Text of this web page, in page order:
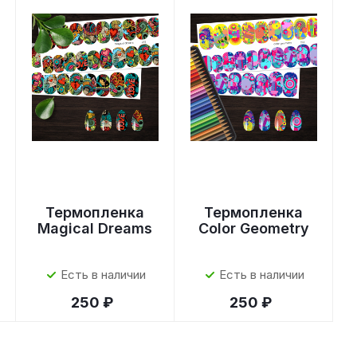
Термопленка
Magical Dreams
Есть в наличии
250 ₽
Термопленка
Color Geometry
Есть в наличии
250 ₽